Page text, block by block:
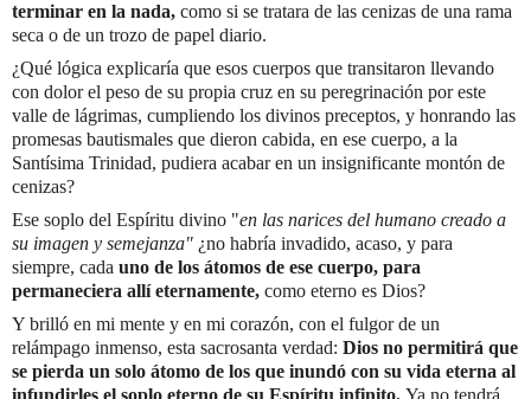
terminar en la nada, como si se tratara de las cenizas de una rama
seca o de un trozo de papel diario.
¿Qué lógica explicaría que esos cuerpos que transitaron llevando
con dolor el peso de su propia cruz en su peregrinación por este
valle de lágrimas, cumpliendo los divinos preceptos, y honrando las
promesas bautismales que dieron cabida, en ese cuerpo, a la
Santísima Trinidad, pudiera acabar en un insignificante montón de
cenizas?
Ese soplo del Espíritu divino "en las narices del humano creado a
su imagen y semejanza" ¿no habría invadido, acaso, y para
siempre, cada uno de los átomos de ese cuerpo, para
permaneciera allí eternamente, como eterno es Dios?
Y brilló en mi mente y en mi corazón, con el fulgor de un
relámpago inmenso, esta sacrosanta verdad: Dios no permitirá que
se pierda un solo átomo de los que inundó con su vida eterna al